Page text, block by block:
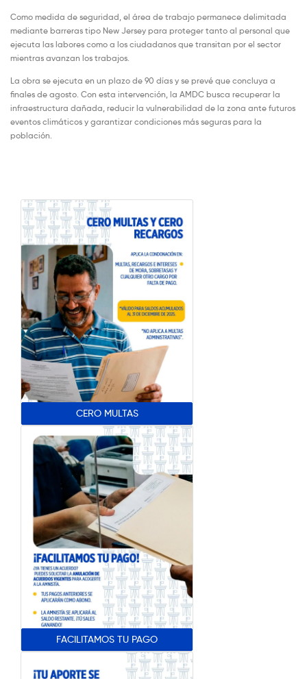
Como medida de seguridad, el área de trabajo permanece delimitada
mediante barreras tipo New Jersey para proteger tanto al personal que
ejecuta las labores como a los ciudadanos que transitan por el sector
mientras avanzan los trabajos.
La obra se ejecuta en un plazo de 90 días y se prevé que concluya a
finales de agosto. Con esta intervención, la AMDC busca recuperar la
infraestructura dañada, reducir la vulnerabilidad de la zona ante futuros
eventos climáticos y garantizar condiciones más seguras para la
población.
CERO MULTAS
FACILITAMOS TU PAGO